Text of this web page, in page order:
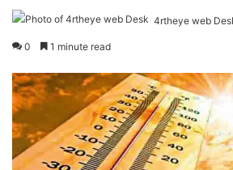
4rtheye web
0 1 minute read